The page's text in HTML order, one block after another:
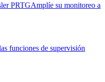
PRTGAmplíe su monitoreo a
funciones de supervisión